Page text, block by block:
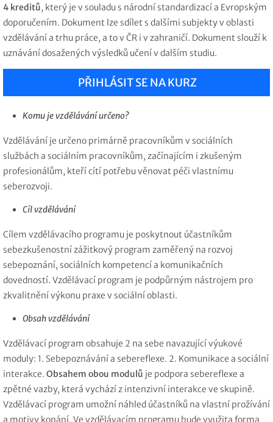
4 kreditů, který je v souladu s národní standardizací a Evropským
doporučením. Dokument lze sdílet s dalšími subjekty v oblasti
vzdělávání a trhu práce, a to v ČR i v zahraničí. Dokument slouží k
uznávání dosažených výsledků učení v dalším studiu.
PŘIHLÁSIT SE NA KURZ
Komu je vzdělávání určeno?
Vzdělávání je určeno primárně pracovníkům v sociálních
službách a sociálním pracovníkům, začínajícím i zkušeným
profesionálům, kteří cítí potřebu věnovat péči vlastnímu
seberozvoji.
Cíl vzdělávání
Cílem vzdělávacího programu je poskytnout účastníkům
sebezkušenostní zážitkový program zaměřený na rozvoj
sebepoznání, sociálních kompetencí a komunikačních
dovedností. Vzdělávací program je podpůrným nástrojem pro
zkvalitnění výkonu praxe v sociální oblasti.
Obsah vzdělávání
Vzdělávací program obsahuje 2 na sebe navazující výukové
moduly: 1. Sebepoznávání a sebereflexe. 2. Komunikace a sociální
interakce. Obsahem obou modulů je podpora sebereflexe a
zpětné vazby, která vychází z intenzivní interakce ve skupině.
Vzdělávací program umožní náhled účastníků na vlastní prožívání
a motivy konání. Ve vzdělávacím programu bude využita forma